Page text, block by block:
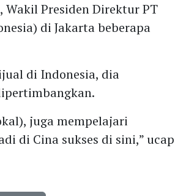
Wakil Presiden Direktur PT
di Jakarta beberapa
di Indonesia, dia
juga mempelajari
di Cina sukses di sini,” ucap